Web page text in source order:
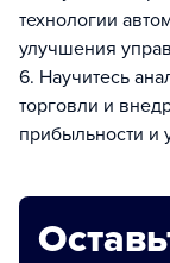
технологии
улучшения
6. Научитесь
торговли и
прибыльности и